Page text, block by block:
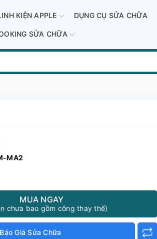
KIỆN APPLE DỤNG CỤ SỬA CHỮA
SỬA CHỮA
MA2
MUA NGAY
chưa bao gồm công thay thế)
Báo Giá Sửa Chữa